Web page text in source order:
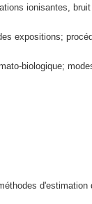
ionisantes,
expositions;
biologique;